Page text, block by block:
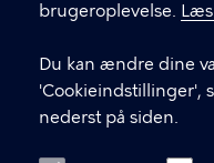
brugeroplevelse.
Du kan ændre dine
'Cookieindstillinger',
nederst på siden.